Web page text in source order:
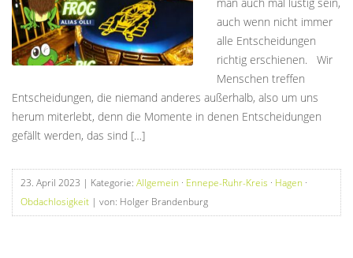
auch wenn nicht immer
alle Entscheidungen
richtig erschienen. Wir
Menschen treffen
Entscheidungen, die niemand anderes außerhalb, also um uns
herum miterlebt, denn die Momente in denen Entscheidungen
gefällt werden, das sind […]
23. April 2023 | Kategorie: Allgemein · Ennepe-Ruhr-Kreis · Hagen ·
Obdachlosigkeit | von: Holger Brandenburg